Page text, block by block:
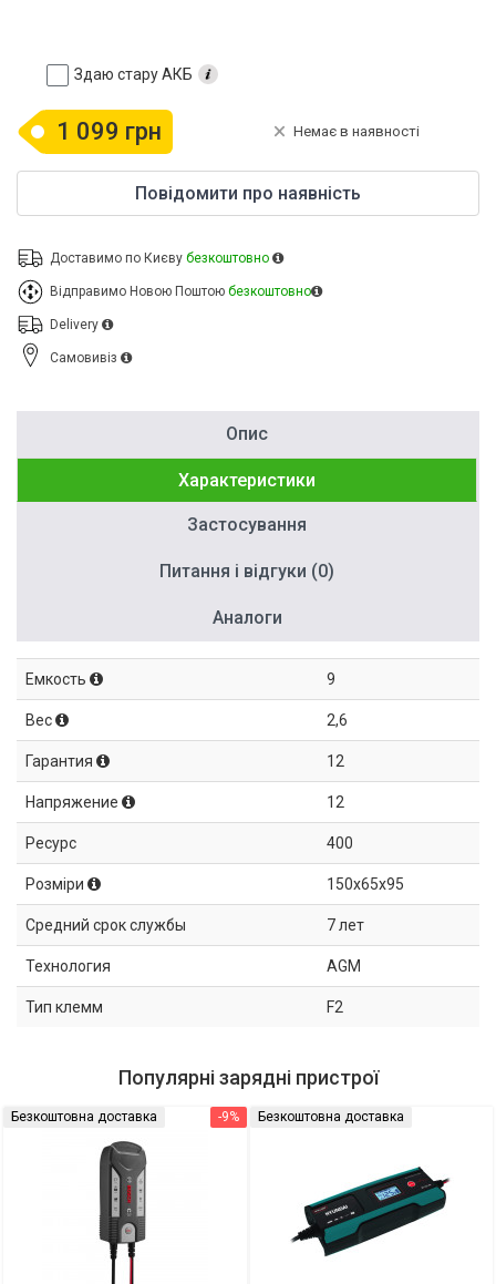
Здаю стару АКБ
1 099 грн Немає в наявності
Повідомити про наявність
Доставимо по Києву безкоштовно
Відправимо Новою Поштою безкоштовно
Delivery
Cамовивіз
Опис
Характеристики
Застосування
Питання і відгуки (0)
Аналоги
Емкость 9
Вес 2,6
Гарантия 12
Напряжение 12
Ресурс 400
Розміри 150x65x95
Средний срок службы 7 лет
Технология AGM
Тип клемм F2
Популярні зарядні пристрої
-9%
Безкоштовна доставка Безкоштовна доставка